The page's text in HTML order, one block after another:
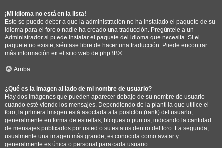
¡Mi idioma no está en la lista!
Esto se puede deber a que la administración no ha instalado el paquete de su
idioma para el foro o nadie ha creado una traducción. Pregúntele a un
Administrador si puede instalar el paquete del idioma que necesita. Si el
paquete no existe, siéntase libre de hacer una traducción. Puede encontrar
más información en el sitio web de phpBB®
Arriba
¿Qué es la imagen al lado de mi nombre de usuario?
Hay dos imágenes que pueden aparecer debajo de su nombre de usuario
cuando esté viendo los mensajes. Dependiendo de la plantilla que utilice el
foro, la primera imagen está asociada a la posición (rank) del usuario,
generalmente en forma de estrellas, bloques o puntos, indicando la cantidad
de mensajes publicados por usted o su estatus dentro del foro. La segunda,
usualmente una imagen más grande, es conocida como avatar y
generalmente es única o personal para cada usuario.